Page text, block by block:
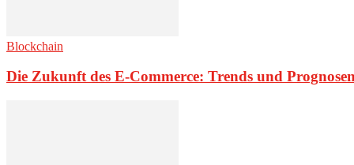
Blockchain
Die Zukunft des E-Commerce: Trends und